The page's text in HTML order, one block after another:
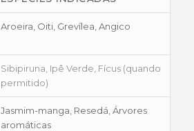
Aroeira, Oiti, Grevílea, Angico
Sibipiruna, Ipê Verde, Fícus (quando
permitido)
Jasmim-manga, Resedá, Árvores
aromáticas